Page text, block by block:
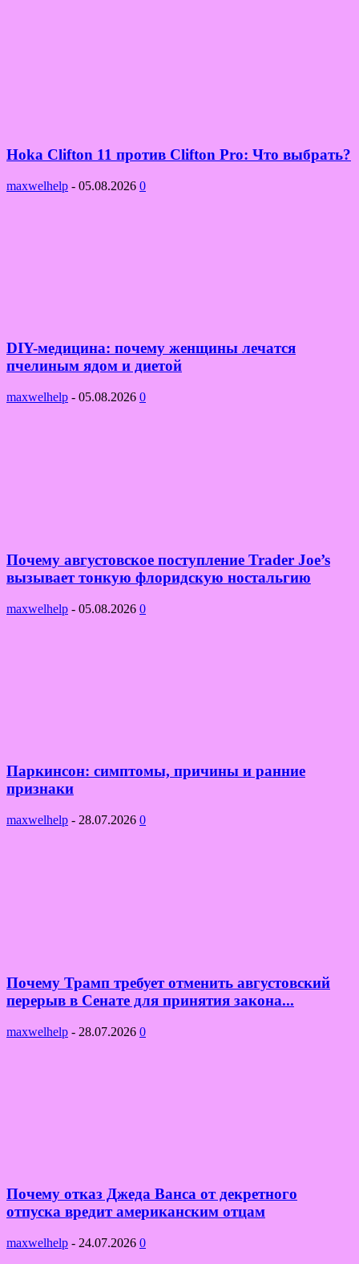
Hoka Clifton 11 против Clifton Pro: Что выбрать?
maxwelhelp - 05.08.2026 0
DIY-медицина: почему женщины лечатся
пчелиным ядом и диетой
maxwelhelp - 05.08.2026 0
Почему августовское поступление Trader Joe’s
вызывает тонкую флоридскую ностальгию
maxwelhelp - 05.08.2026 0
Паркинсон: симптомы, причины и ранние
признаки
maxwelhelp - 28.07.2026 0
Почему Трамп требует отменить августовский
перерыв в Сенате для принятия закона...
maxwelhelp - 28.07.2026 0
Почему отказ Джеда Ванса от декретного
отпуска вредит американским отцам
maxwelhelp - 24.07.2026 0